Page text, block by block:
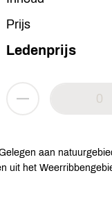
Prijs
Ledenprijs
aan
uit het